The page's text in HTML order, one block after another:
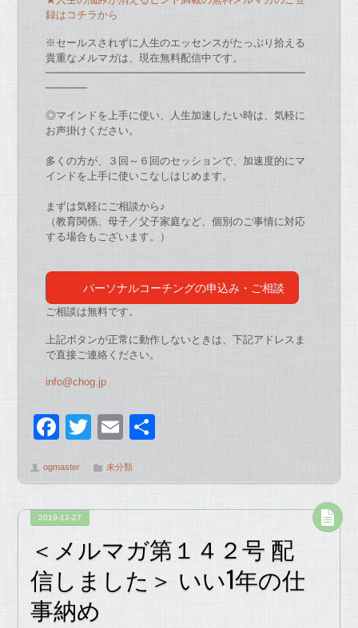
録はコチラから
※セールスされずに人生のエッセンスがたっぷり拾える
貴重なメルマガは、現在無料配信中です。
━━━━━━━━━━━━━━━━━━━━━━━━━
━━━━
◎マインドを上手に使い、人生加速したい時は、 気軽に
お声掛けください。
多くの方が、３回～６回のセッションで、 加速度的にマ
インドを上手に使いこなしはじめます。
まずは気軽にご相談から♪
（教育関係、母子／父子家庭など、 個別のご事情に対応
する場合もございます。）
パーソナルコーチングの申込み・ご相談
ご相談は無料です。
上記ボタンが正常に動作しないときは、下記アドレスま
で直接ご連絡ください。
info@chog.jp
F
c
e
b
o
o
k
T
tt
er
E
ail
ogmaster 未分類
2019-12-27
＜メルマガ第１４２号 配
信しました＞ いい1年の仕
事納め